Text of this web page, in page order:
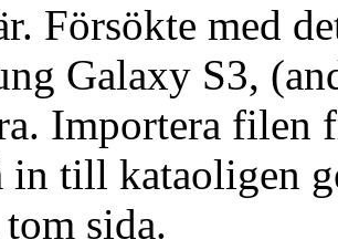
Försökte med
Galaxy S3,
Importera filen
in till kataoligen
sida.